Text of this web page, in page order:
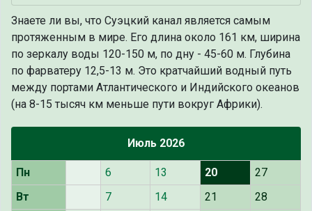
Знаете ли вы, что Суэцкий канал является самым
протяженным в мире. Его длина около 161 км, ширина
по зеркалу воды 120-150 м, по дну - 45-60 м. Глубина
по фарватеру 12,5-13 м. Это кратчайший водный путь
между портами Атлантического и Индийского океанов
(на 8-15 тысяч км меньше пути вокруг Африки).
Июль 2026
Пн 6 13 20
27
Вт
7 14 21
28